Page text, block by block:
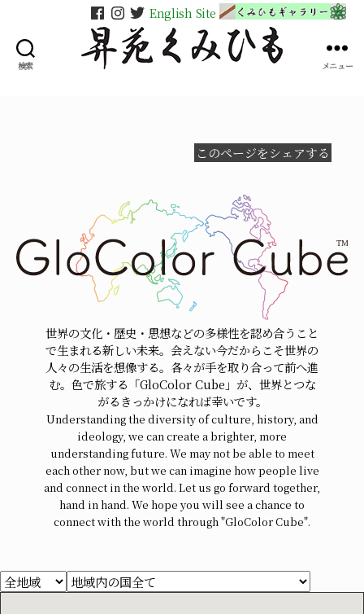
検索
ひ
も
メニュー
English Site
このページをシェアする
世界の文化・歴史・思想などの多様性を認め合うこと
で生まれる新しい未来。会えない今だからこそ世界の
人々の生活を想像する。各々が手を取り合って前へ進
む。色で旅する「GloColor Cube」が、世界とつな
がるきっかけになれば幸いです。
Understanding the diversity of culture, history, and
ideology, we can create a brighter, more
understanding future. We may not be able to meet
each other now, but we can imagine how people live
and connect in the world. Let us go forward together,
hand in hand. We hope you will see a chance to
connect with the world through "GloColor Cube".